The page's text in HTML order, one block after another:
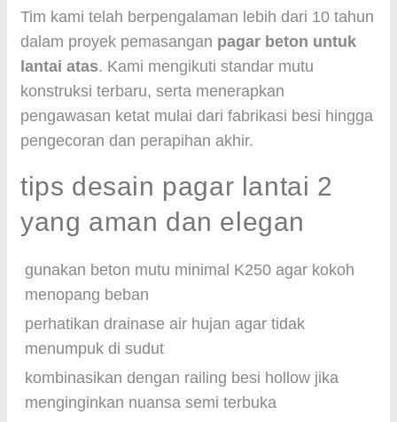
Tim kami telah berpengalaman lebih dari 10 tahun
dalam proyek pemasangan pagar beton untuk
lantai atas. Kami mengikuti standar mutu
konstruksi terbaru, serta menerapkan
pengawasan ketat mulai dari fabrikasi besi hingga
pengecoran dan perapihan akhir.
tips desain pagar lantai 2
yang aman dan elegan
gunakan beton mutu minimal K250 agar kokoh
menopang beban
perhatikan drainase air hujan agar tidak
menumpuk di sudut
kombinasikan dengan railing besi hollow jika
menginginkan nuansa semi terbuka